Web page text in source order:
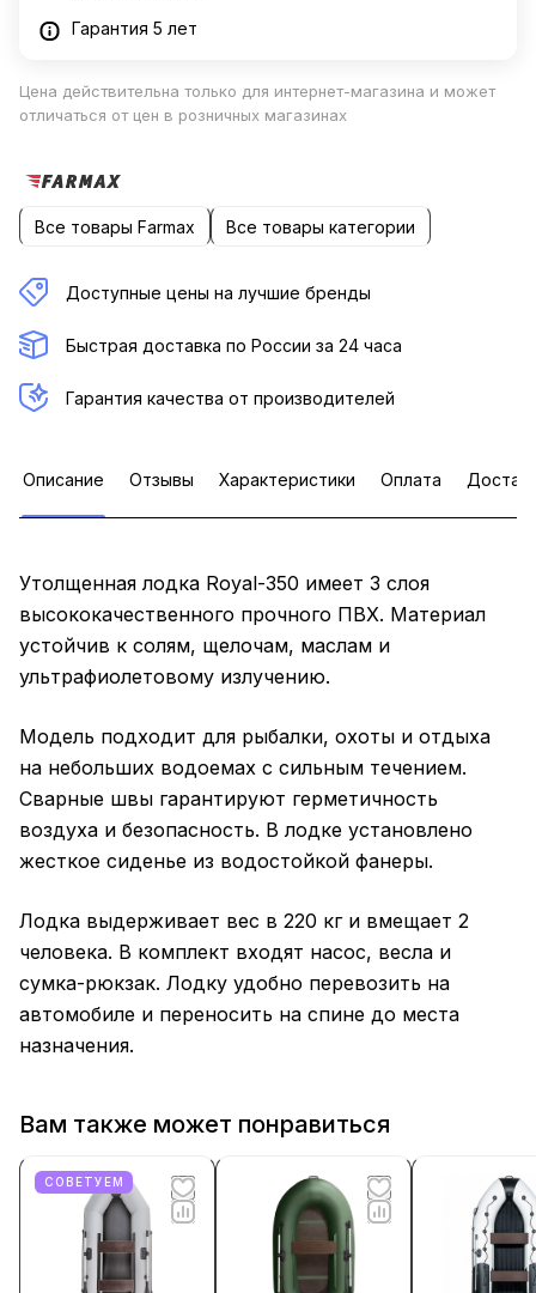
Гарантия 5 лет
Цена действительна только для интернет-магазина и может
отличаться от цен в розничных магазинах
Все товары Farmax Все товары категории
Доступные цены на лучшие бренды
Быстрая доставка по России за 24 часа
Гарантия качества от производителей
Описание Отзывы Характеристики Оплата
Утолщенная лодка Royal-350 имеет 3 слоя
высококачественного прочного ПВХ. Материал
устойчив к солям, щелочам, маслам и
ультрафиолетовому излучению.
Модель подходит для рыбалки, охоты и отдыха
на небольших водоемах с сильным течением.
Сварные швы гарантируют герметичность
воздуха и безопасность. В лодке установлено
жесткое сиденье из водостойкой фанеры.
Лодка выдерживает вес в 220 кг и вмещает 2
человека. В комплект входят насос, весла и
сумка-рюкзак. Лодку удобно перевозить на
автомобиле и переносить на спине до места
назначения.
Вам также может понравиться
СОВЕТУЕМ